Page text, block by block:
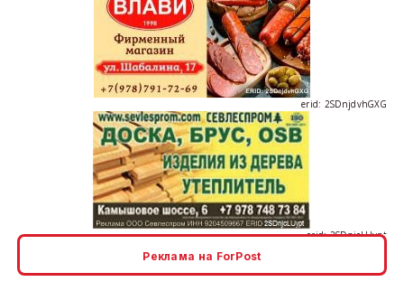
erid: 2SDnjdvhGXG
Реклама на ForPost